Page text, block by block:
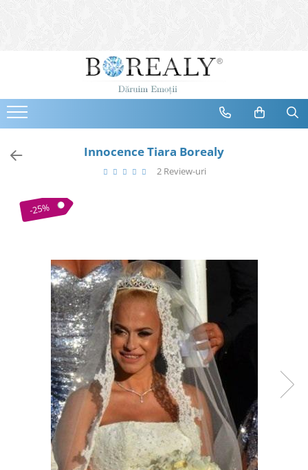
Bijuterii
Cercei
Bratari
Coliere
Tiare
Destinatari
Bijuterii Copii
Bijuterii Mirese
Reduceri
Cele mai noi
Cele mai vandute
Cele mai votate
Cu video
0 Lei - 100 Lei
100 Lei - 200 Lei
200 Lei - 300 Lei
Innocence Tiara Borealy
2 Review-uri
-25%